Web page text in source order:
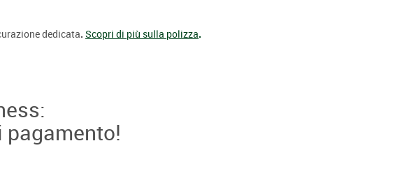
dedicata. Scopri di più sulla polizza.
pagamento!